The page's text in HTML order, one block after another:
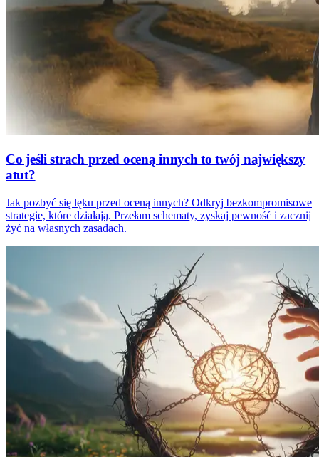
Co jeśli strach przed oceną innych to twój największy
atut?
Jak pozbyć się lęku przed oceną innych? Odkryj bezkompromisowe
strategie, które działają. Przełam schematy, zyskaj pewność i zacznij
żyć na własnych zasadach.